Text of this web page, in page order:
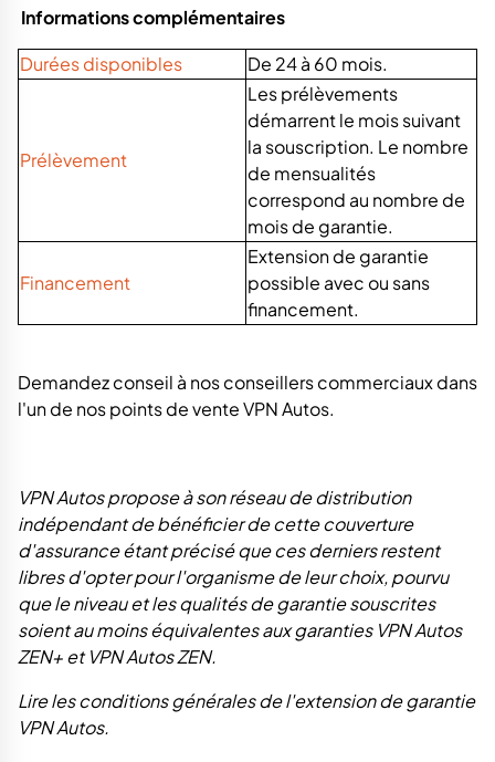
Informations complémentaires
Durées disponibles
De 24 à 60 mois.
Prélèvement
Les prélèvements
démarrent le mois suivant
la souscription. Le nombre
de mensualités
correspond au nombre de
mois de garantie.
Financement
Extension de garantie
possible avec ou sans
financement.
Demandez conseil à nos conseillers commerciaux dans
l'un de nos points de vente VPN Autos.
VPN Autos propose à son réseau de distribution
indépendant de bénéficier de cette couverture
d'assurance étant précisé que ces derniers restent
libres d'opter pour l'organisme de leur choix, pourvu
que le niveau et les qualités de garantie souscrites
soient au moins équivalentes aux garanties VPN Autos
ZEN+ et VPN Autos ZEN.
Lire les conditions générales de l'extension de garantie
VPN Autos.